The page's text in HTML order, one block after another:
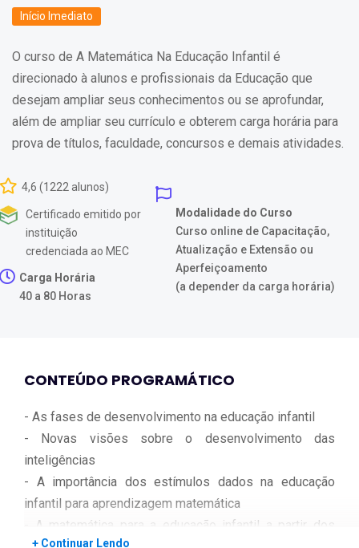
Início Imediato
O curso de A Matemática Na Educação Infantil é
direcionado à alunos e profissionais da Educação que
desejam ampliar seus conhecimentos ou se aprofundar,
além de ampliar seu currículo e obterem carga horária para
prova de títulos, faculdade, concursos e demais atividades.
4,6 (1222 alunos)
Certificado emitido por
instituição
credenciada ao MEC
Carga Horária
40 a 80 Horas
Modalidade do Curso
Curso online de Capacitação,
Atualização e Extensão ou
Aperfeiçoamento
(a depender da carga horária)
CONTEÚDO PROGRAMÁTICO
- As fases de desenvolvimento na educação infantil
- Novas visões sobre o desenvolvimento das
inteligências
- A importância dos estímulos dados na educação
infantil para aprendizagem matemática
- A matemática para a educação infantil a partir dos
+ Continuar Lendo